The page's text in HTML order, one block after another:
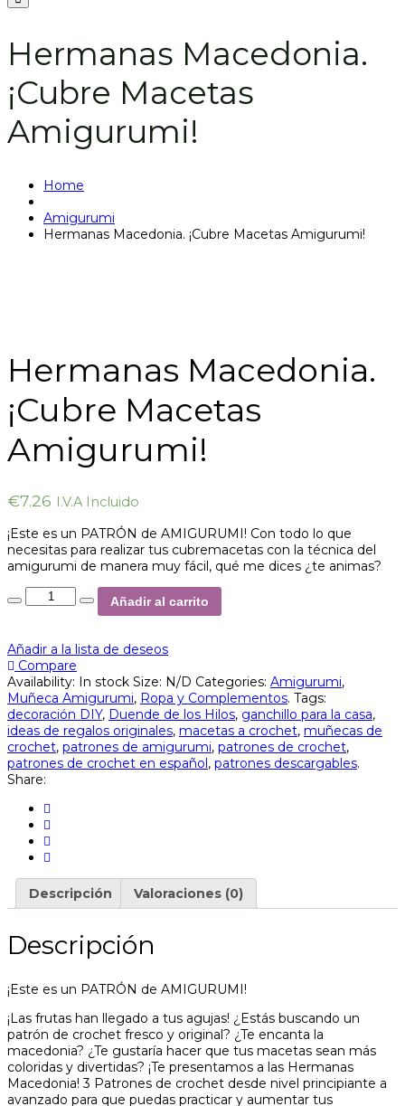
Hermanas Macedonia.
¡Cubre Macetas
Amigurumi!
Home
Amigurumi
Hermanas Macedonia. ¡Cubre Macetas Amigurumi!
Hermanas Macedonia.
¡Cubre Macetas
Amigurumi!
€7.26 I.V.A Incluido
¡Este es un PATRÓN de AMIGURUMI! Con todo lo que
necesitas para realizar tus cubremacetas con la técnica del
amigurumi de manera muy fácil, qué me dices ¿te animas?
Añadir al carrito
Añadir a la lista de deseos
Compare
Availability: In stock Size: N/D Categories: Amigurumi,
Muñeca Amigurumi, Ropa y Complementos. Tags:
decoración DIY, Duende de los Hilos, ganchillo para la casa,
ideas de regalos originales, macetas a crochet, muñecas de
crochet, patrones de amigurumi, patrones de crochet,
patrones de crochet en español, patrones descargables.
Share:
Descripción Valoraciones (0)
Descripción
¡Este es un PATRÓN de AMIGURUMI!
¡Las frutas han llegado a tus agujas! ¿Estás buscando un
patrón de crochet fresco y original? ¿Te encanta la
macedonia? ¿Te gustaría hacer que tus macetas sean más
coloridas y divertidas? ¡Te presentamos a las Hermanas
Macedonia! 3 Patrones de crochet desde nivel principiante a
avanzado para que puedas practicar y aumentar tus